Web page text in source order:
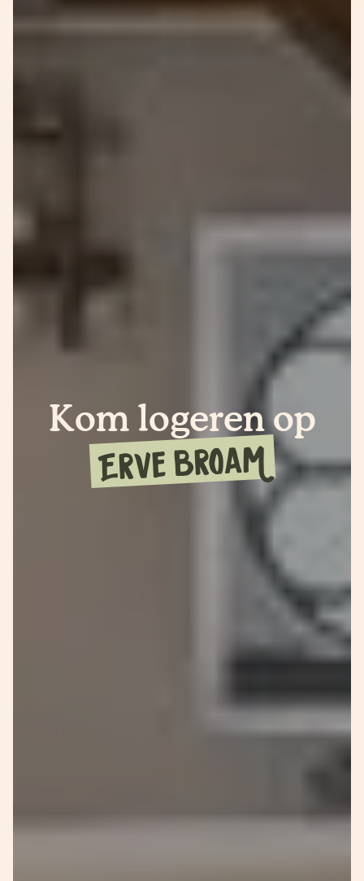
Kom logeren op
Erve broaM